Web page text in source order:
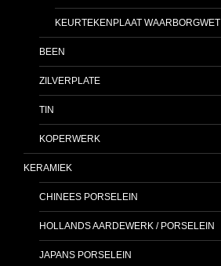
KEURTEKENPLAAT WAARBORGWET
BEEN
ZILVERPLATE
TIN
KOPERWERK
KERAMIEK
CHINEES PORSELEIN
HOLLANDS AARDEWERK / PORSELEIN
JAPANS PORSELEIN